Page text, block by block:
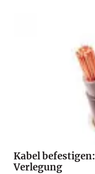
Kabel
Verlegung